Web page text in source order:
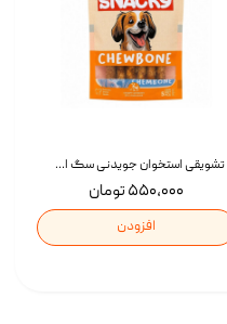
تشویقی استخوان جویدنی سگ اسنکی کرانچی با طعم مرغ Snacky Crunchy Munchy وزن 100 گرم
۵۵۰,۰۰۰ تومان
افزودن